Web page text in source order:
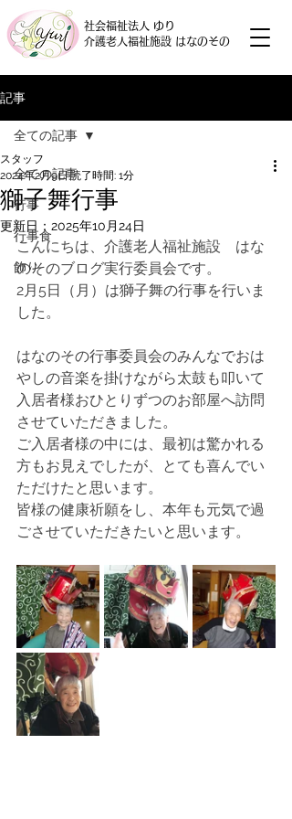
社会福祉法人 ゆり
介護老人福祉施設 はなのその
記事
全ての記事
行事
行事食
飾り
全ての記事
獅子舞行事
スタッフ
2024年2月9日読了時間: 1分
更新日： 2025年10月24日
こんにちは、介護老人福祉施設　はな
のそのブログ実行委員会です。
2月5日（月）は獅子舞の行事を行いま
した。
はなのその行事委員会のみんなでおは
やしの音楽を掛けながら太鼓も叩いて
入居者様おひとりずつのお部屋へ訪問
させていただきました。
ご入居者様の中には、最初は驚かれる
方もお見えでしたが、とても喜んでい
ただけたと思います。
皆様の健康祈願をし、本年も元気で過
ごさせていただきたいと思います。